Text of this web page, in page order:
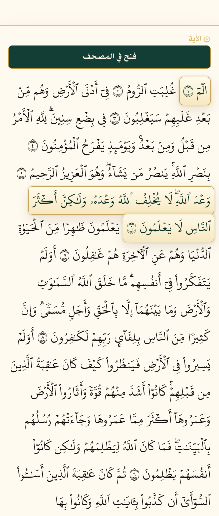
۞ الآية
فتح في المصحف
الٓمٓ ١ غُلِبَتِ ٱلرُّومُ ٢
فِيٓ أَدۡنَى ٱلۡأَرۡضِ وَهُم مِّنۢ
بَعۡدِ غَلَبِهِمۡ سَيَغۡلِبُونَ ٣
فِي بِضۡعِ سِنِينَۗ لِلَّهِ ٱلۡأَمۡرُ
مِن قَبۡلُ وَمِنۢ بَعۡدُۚ وَيَوۡمَئِذٖ يَفۡرَحُ ٱلۡمُؤۡمِنُونَ ٤
بِنَصۡرِ ٱللَّهِۚ يَنصُرُ مَن يَشَآءُۖ وَهُوَ ٱلۡعَزِيزُ ٱلرَّحِيمُ ٥
وَعۡدَ ٱللَّهِۖ لَا يُخۡلِفُ ٱللَّهُ وَعۡدَهُۥ وَلَٰكِنَّ أَكۡثَرَ
ٱلنَّاسِ لَا يَعۡلَمُونَ ٦
يَعۡلَمُونَ ظَٰهِرٗا مِّنَ ٱلۡحَيَوٰةِ
ٱلدُّنۡيَا وَهُمۡ عَنِ ٱلۡأٓخِرَةِ هُمۡ غَٰفِلُونَ ٧
أَوَلَمۡ
يَتَفَكَّرُواْ فِيٓ أَنفُسِهِمۗ مَّا خَلَقَ ٱللَّهُ ٱلسَّمَٰوَٰتِ
وَٱلۡأَرۡضَ وَمَا بَيۡنَهُمَآ إِلَّا بِٱلۡحَقِّ وَأَجَلٖ مُّسَمّٗىۗ وَإِنَّ
كَثِيرٗا مِّنَ ٱلنَّاسِ بِلِقَآيِٕ رَبِّهِمۡ لَكَٰفِرُونَ ٨
أَوَلَمۡ
يَسِيرُواْ فِي ٱلۡأَرۡضِ فَيَنظُرُواْ كَيۡفَ كَانَ عَٰقِبَةُ ٱلَّذِينَ
مِن قَبۡلِهِمۡۚ كَانُوٓاْ أَشَدَّ مِنۡهُمۡ قُوَّةٗ وَأَثَارُواْ ٱلۡأَرۡضَ
وَعَمَرُوهَآ أَكۡثَرَ مِمَّا عَمَرُوهَا وَجَآءَتۡهُمۡ رُسُلُهُم
بِٱلۡبَيِّنَٰتِۖ فَمَا كَانَ ٱللَّهُ لِيَظۡلِمَهُمۡ وَلَٰكِن كَانُوٓاْ
أَنفُسَهُمۡ يَظۡلِمُونَ ٩
ثُمَّ كَانَ عَٰقِبَةَ ٱلَّذِينَ أَسَٰٓـُٔواْ
ٱلسُّوٓأَىٰٓ أَن كَذَّبُواْ بِـَٔايَٰتِ ٱللَّهِ وَكَانُواْ بِهَا